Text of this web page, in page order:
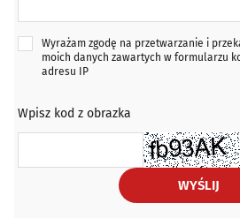
Wyrażam zgodę na przetwarzanie i
moich danych zawartych w formularzu
adresu IP
Wpisz kod z obrazka
WYŚLIJ